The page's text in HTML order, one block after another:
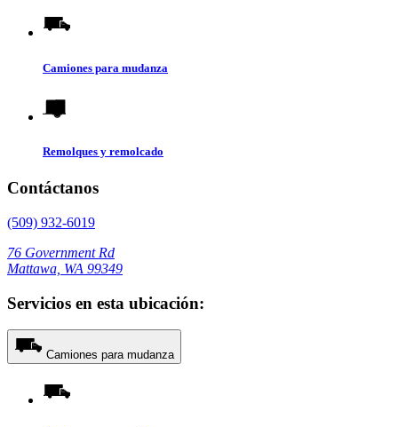
Camiones para mudanza
Remolques y remolcado
Contáctanos
(509) 932-6019
76 Government Rd
Mattawa, WA 99349
Servicios en esta ubicación:
Camiones para mudanza